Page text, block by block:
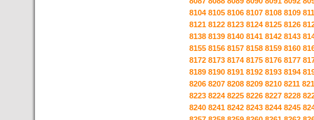
8104 8105 8106 8107 8108 8109
8121 8122 8123 8124 8125 8126
8138 8139 8140 8141 8142 8143
8155 8156 8157 8158 8159 8160
8172 8173 8174 8175 8176 8177
8189 8190 8191 8192 8193 8194
8206 8207 8208 8209 8210 8211
8223 8224 8225 8226 8227 8228
8240 8241 8242 8243 8244 8245